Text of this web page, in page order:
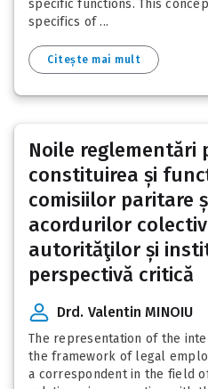
specific functions. This
specifics of ...
Citește mai mult
Noile reglementări
constituirea și
comisiilor paritare
acordurilor
autorităţilor și
perspectivă critică
Drd. Valentin MINOIU
The representation of the
the framework of legal
a correspondent in the field